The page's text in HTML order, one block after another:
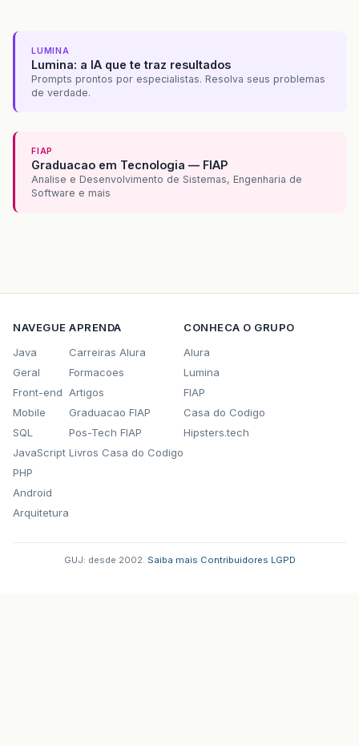
LUMINA
Lumina: a IA que te traz resultados
Prompts prontos por especialistas. Resolva seus problemas
de verdade.
FIAP
Graduacao em Tecnologia — FIAP
Analise e Desenvolvimento de Sistemas, Engenharia de
Software e mais
NAVEGUE
Java
Geral
Front-end
Mobile
SQL
JavaScript
PHP
Android
Arquitetura
APRENDA
Carreiras Alura
Formacoes
Artigos
Graduacao FIAP
Pos-Tech FIAP
Livros Casa do Codigo
CONHECA O GRUPO
Alura
Lumina
FIAP
Casa do Codigo
Hipsters.tech
GUJ: desde 2002. Saiba mais Contribuidores LGPD